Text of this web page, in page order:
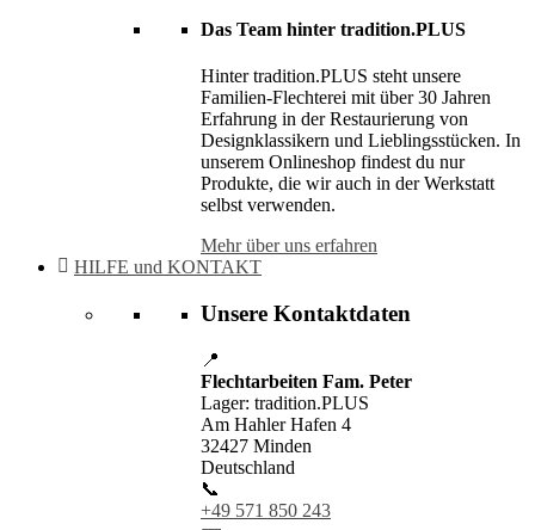
Das Team hinter tradition.PLUS
Hinter tradition.PLUS steht unsere
Familien-Flechterei mit über 30 Jahren
Erfahrung in der Restaurierung von
Designklassikern und Lieblingsstücken. In
unserem Onlineshop findest du nur
Produkte, die wir auch in der Werkstatt
selbst verwenden.
Mehr über uns erfahren
HILFE und KONTAKT
Unsere Kontaktdaten
📍
Flechtarbeiten Fam. Peter
Lager: tradition.PLUS
Am Hahler Hafen 4
32427 Minden
Deutschland
📞
+49 571 850 243